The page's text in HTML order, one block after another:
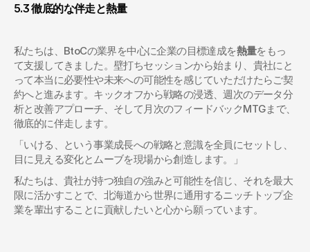
5.3 徹底的な伴走と熱量
私たちは、BtoCの業界を中心に企業の目標達成を熱量をもっ
て支援してきました。壁打ちセッションから始まり、貴社にと
って本当に必要性や未来への可能性を感じていただけたらご契
約へと進みます。キックオフから戦略の浸透、週次のデータ分
析と改善アプローチ、そして月次のフィードバックMTGまで、
徹底的に伴走します。
「いける、という事業成長への戦略と意識を全員にセットし、
目に見える変化とムーブを現場から創造します。」
私たちは、貴社が持つ独自の強みと可能性を信じ、それを最大
限に活かすことで、北海道から世界に通用するニッチトップ企
業を輩出することに貢献したいと心から願っています。